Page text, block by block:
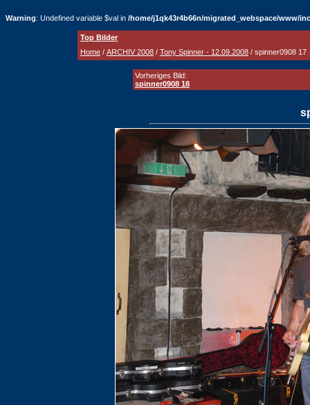
Warning: Undefined variable $val in /home/j1qk43r4b66n/migrated_webspace/www/
Top Bilder
Home / ARCHIV 2008 / Tony Spinner - 12.09.2008 / spinner0908 17
Vorheriges Bild:
spinner0908 18